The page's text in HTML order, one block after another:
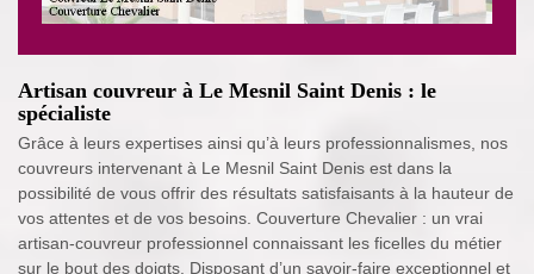
Artisan couvreur à Le Mesnil Saint Denis : le
spécialiste
Grâce à leurs expertises ainsi qu’à leurs professionnalismes, nos
couvreurs intervenant à Le Mesnil Saint Denis est dans la
possibilité de vous offrir des résultats satisfaisants à la hauteur de
vos attentes et de vos besoins. Couverture Chevalier : un vrai
artisan-couvreur professionnel connaissant les ficelles du métier
sur le bout des doigts. Disposant d’un savoir-faire exceptionnel et